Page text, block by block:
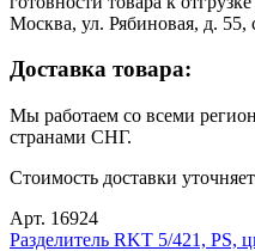
Москва, ул. Рябиновая, д. 55,
Доставка товара:
Мы работаем со всеми
странами СНГ.
Стоимость доставки
Арт. 16924
Разделитель RKT 5/421, PS,